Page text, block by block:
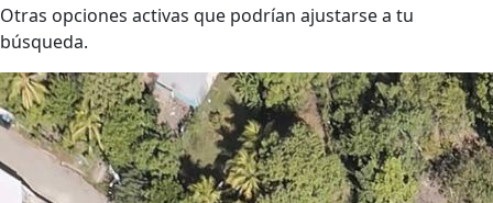
Otras opciones activas que podrían ajustarse a tu
búsqueda.